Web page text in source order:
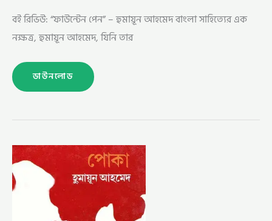
বই রিভিউ: “ফাউন্টেন পেন” – হুমায়ূন আহমেদ বাংলা সাহিত্যের এক
নক্ষত্র, হুমায়ূন আহমেদ, যিনি তার
ডাউনলোড
পোকা
–
হুমায়ূন
আহমেদ
(POKA
HUMAYUN
AHMED)